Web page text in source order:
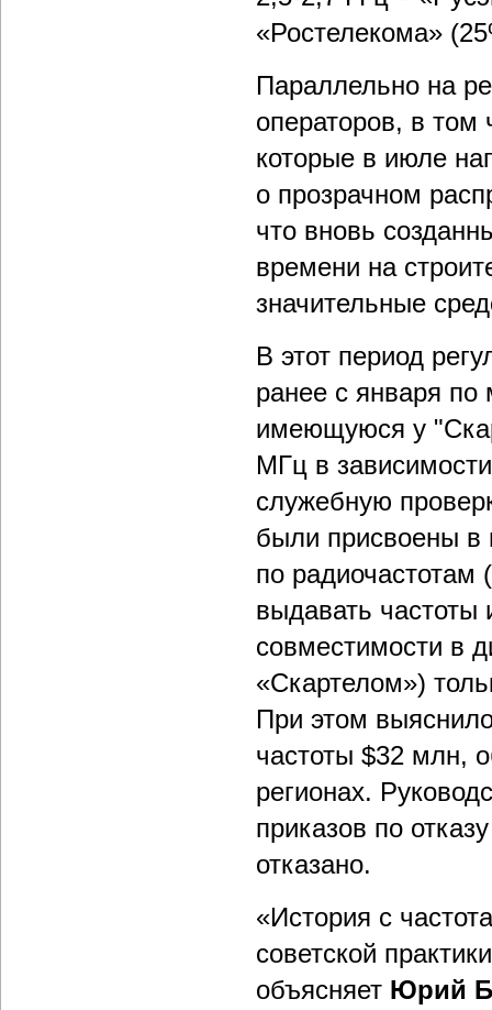
«Ростелекома»
Параллельно на
операторов, в
которые в июле
о прозрачном
что вновь
времени на
значительные
В этот период
ранее с января
имеющуюся у
МГц в
служебную
были присвоены в
по радиочастотам
выдавать частоты
совместимости в
«Скартелом»)
При этом
частоты $32 млн,
регионах.
приказов по
отказано.
«История с
советской
объясняет Юрий